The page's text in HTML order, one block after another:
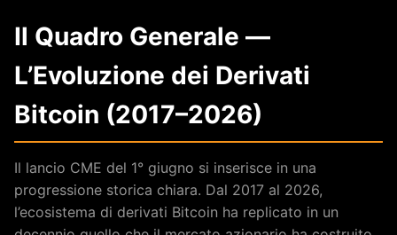
Il Quadro Generale —
L’Evoluzione dei Derivati
Bitcoin (2017–2026)
Il lancio CME del 1° giugno si inserisce in una
progressione storica chiara. Dal 2017 al 2026,
l’ecosistema di derivati Bitcoin ha replicato in un